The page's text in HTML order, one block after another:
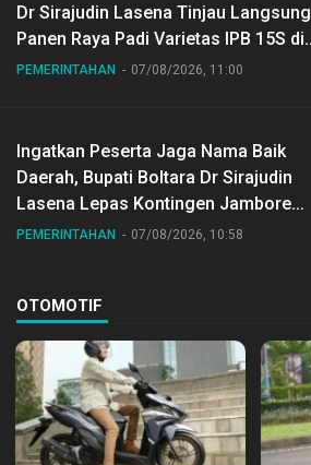
Dr Sirajudin Lasena Tinjau Langsung
Panen Raya Padi Varietas IPB 15S di
Desa Gihang
PEMERINTAHAN 07/08/2026, 11:00
Ingatkan Peserta Jaga Nama Baik
Daerah, Bupati Boltara Dr Sirajudin
Lasena Lepas Kontingen Jambore
Nasional ke XII di Buperta Cibubur
PEMERINTAHAN 07/08/2026, 10:58
OTOMOTIF